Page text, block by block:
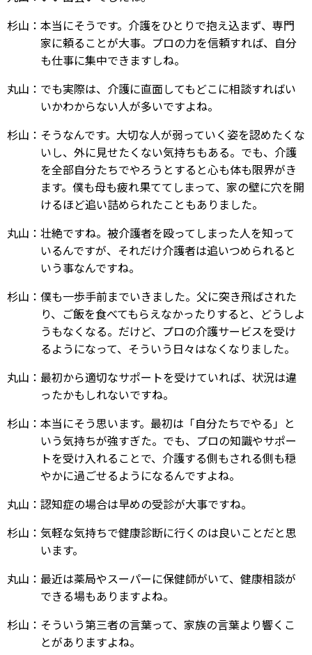
杉山：本当にそうです。介護をひとりで抱え込まず、専門
家に頼ることが大事。プロの力を信頼すれば、自分
も仕事に集中できますしね。
丸山：でも実際は、介護に直面してもどこに相談すればい
いかわからない人が多いですよね。
杉山：そうなんです。大切な人が弱っていく姿を認めたくな
いし、外に見せたくない気持ちもある。でも、介護
を全部自分たちでやろうとすると心も体も限界がき
ます。僕も母も疲れ果ててしまって、家の壁に穴を開
けるほど追い詰められたこともありました。
丸山：壮絶ですね。被介護者を殴ってしまった人を知って
いるんですが、それだけ介護者は追いつめられると
いう事なんですね。
杉山：僕も一歩手前までいきました。父に突き飛ばされた
り、ご飯を食べてもらえなかったりすると、どうしよ
うもなくなる。だけど、プロの介護サービスを受け
るようになって、そういう日々はなくなりました。
丸山：最初から適切なサポートを受けていれば、状況は違
ったかもしれないですね。
杉山：本当にそう思います。最初は「自分たちでやる」と
いう気持ちが強すぎた。でも、プロの知識やサポー
トを受け入れることで、介護する側もされる側も穏
やかに過ごせるようになるんですよね。
丸山：認知症の場合は早めの受診が大事ですね。
杉山：気軽な気持ちで健康診断に行くのは良いことだと思
います。
丸山：最近は薬局やスーパーに保健師がいて、健康相談が
できる場もありますよね。
杉山：そういう第三者の言葉って、家族の言葉より響くこ
とがありますよね。